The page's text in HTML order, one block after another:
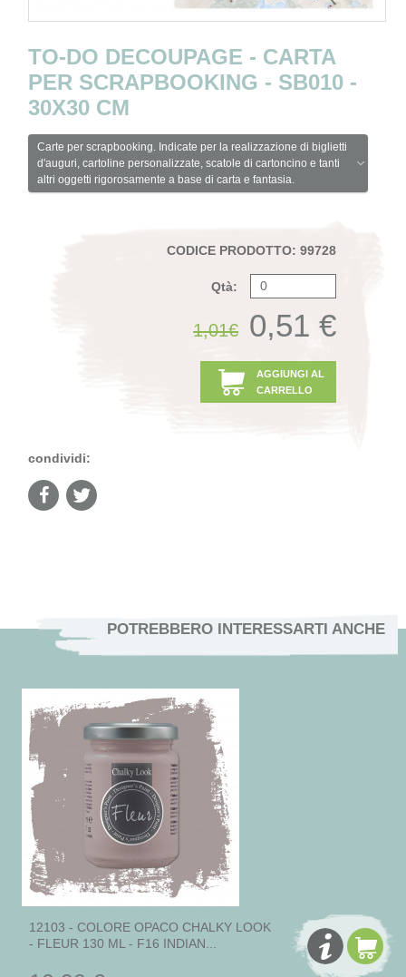
TO-DO DECOUPAGE - CARTA
PER SCRAPBOOKING - SB010 -
30X30 CM
Carte per scrapbooking. Indicate per la realizzazione di biglietti
d'auguri, cartoline personalizzate, scatole di cartoncino e tanti
altri oggetti rigorosamente a base di carta e fantasia.
CODICE PRODOTTO: 99728
Qtà:
1,01€ 0,51 €
AGGIUNGI AL
CARRELLO
condividi:
POTREBBERO INTERESSARTI ANCHE
12103 - COLORE OPACO CHALKY LOOK
- FLEUR 130 ML - F16 INDIAN...